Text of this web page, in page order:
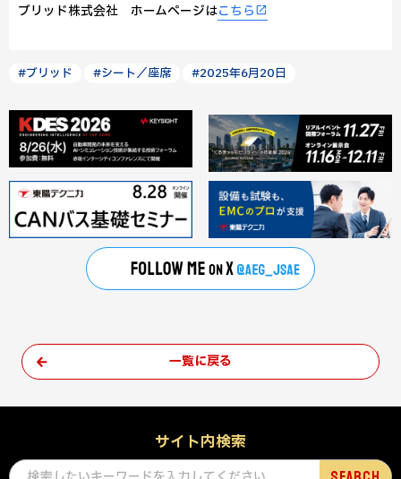
ブリッド株式会社 ホームページはこちら
#ブリッド #シート／座席 #2025年6月20日
一覧に戻る
サイト内検索